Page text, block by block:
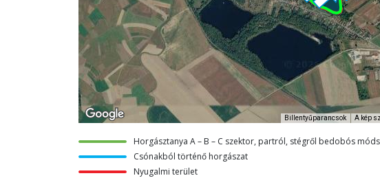
Billentyűparancsok A kép
Horgásztanya A – B – C szektor, partról, stégről bedobós
Csónakból történő horgászat
Nyugalmi terület